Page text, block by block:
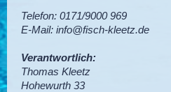
Telefon: 0171/9000 969
E-Mail: info@fisch-kleetz.de
Verantwortlich:
Thomas Kleetz
Hohewurth 33